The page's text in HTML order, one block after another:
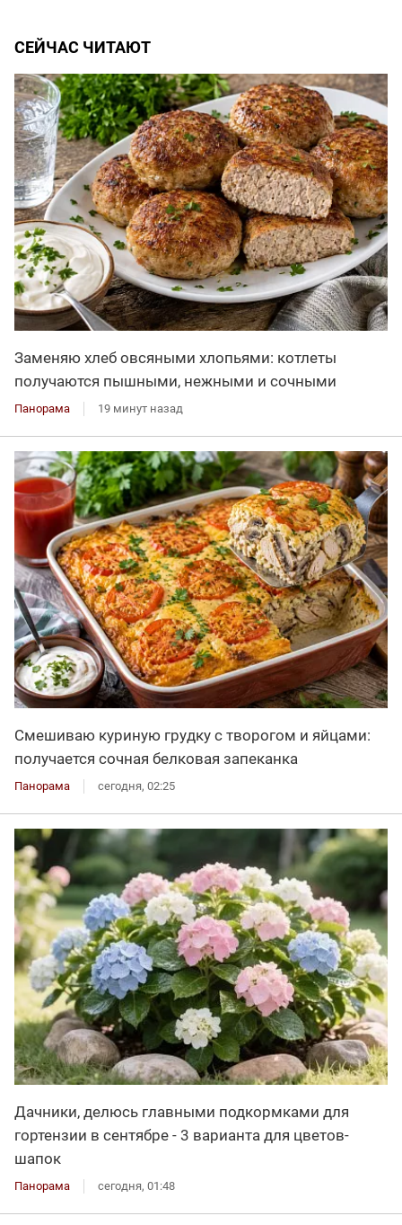
СЕЙЧАС ЧИТАЮТ
Заменяю хлеб овсяными хлопьями: котлеты
получаются пышными, нежными и сочными
Панорама 19 минут назад
Смешиваю куриную грудку с творогом и яйцами:
получается сочная белковая запеканка
Панорама сегодня, 02:25
Дачники, делюсь главными подкормками для
гортензии в сентябре - 3 варианта для цветов-
шапок
Панорама сегодня, 01:48